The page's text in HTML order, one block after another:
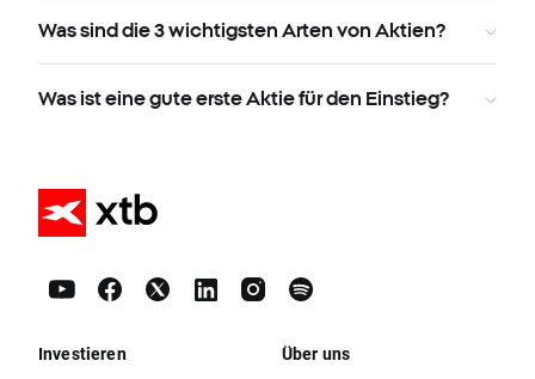
Was sind die 3 wichtigsten Arten von Aktien?
Was ist eine gute erste Aktie für den Einstieg?
Investieren Über uns